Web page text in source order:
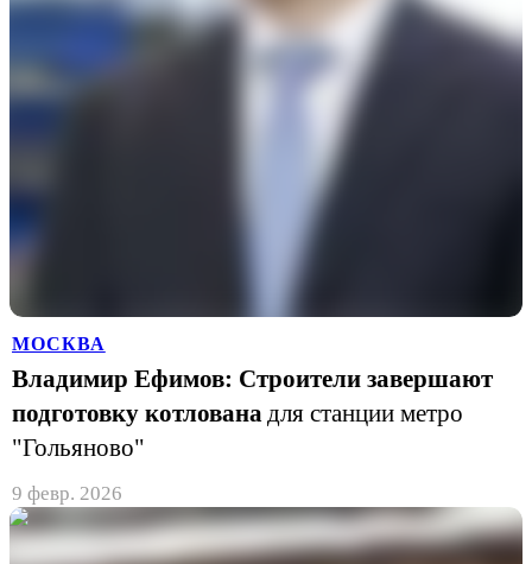
МОСКВА
Владимир Ефимов: Строители завершают
подготовку котлована для станции метро
"Гольяново"
9 февр. 2026